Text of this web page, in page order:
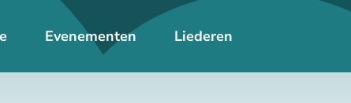
Evenementen Liederen